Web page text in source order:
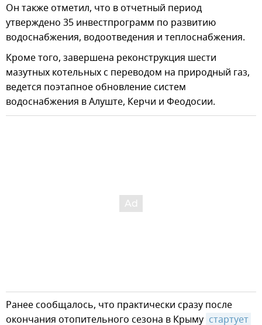
Он также отметил, что в отчетный период
утверждено 35 инвестпрограмм по развитию
водоснабжения, водоотведения и теплоснабжения.
Кроме того, завершена реконструкция шести
мазутных котельных с переводом на природный газ,
ведется поэтапное обновление систем
водоснабжения в Алуште, Керчи и Феодосии.
Ранее сообщалось, что практически сразу после
окончания отопительного сезона в Крыму стартует